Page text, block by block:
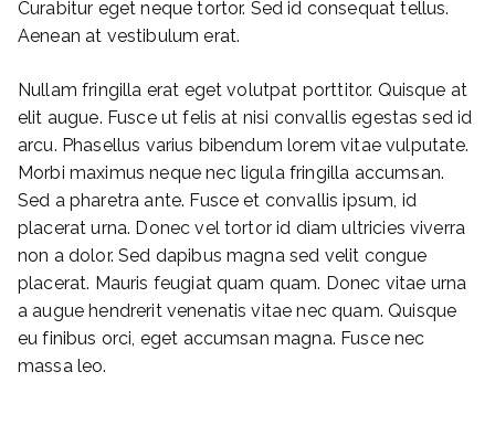
Curabitur eget neque tortor. Sed id consequat tellus.
Aenean at vestibulum erat.
Nullam fringilla erat eget volutpat porttitor. Quisque at
elit augue. Fusce ut felis at nisi convallis egestas sed id
arcu. Phasellus varius bibendum lorem vitae vulputate.
Morbi maximus neque nec ligula fringilla accumsan.
Sed a pharetra ante. Fusce et convallis ipsum, id
placerat urna. Donec vel tortor id diam ultricies viverra
non a dolor. Sed dapibus magna sed velit congue
placerat. Mauris feugiat quam quam. Donec vitae urna
a augue hendrerit venenatis vitae nec quam. Quisque
eu finibus orci, eget accumsan magna. Fusce nec
massa leo.